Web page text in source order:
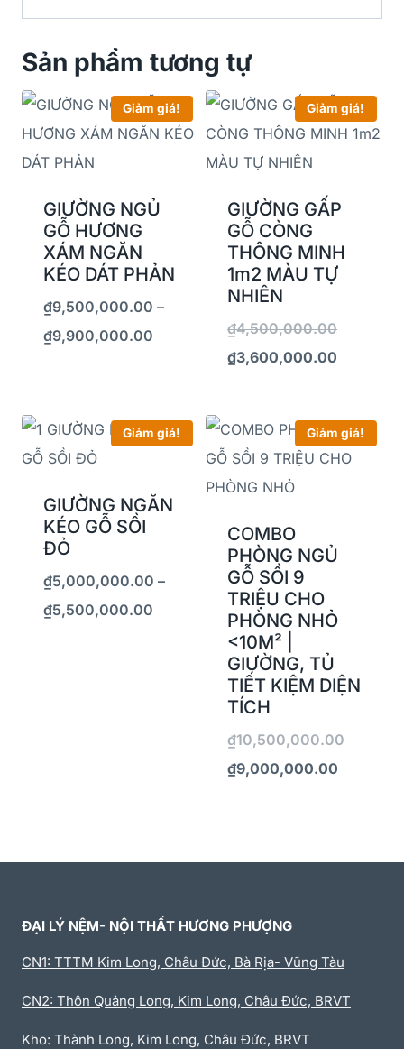
Sản phẩm tương tự
Giảm giá!
GIƯỜNG NGỦ
GỖ HƯƠNG
XÁM NGĂN
KÉO DÁT PHẢN
₫9,500,000.00 –
₫9,900,000.00
Giảm giá!
GIƯỜNG GẤP
GỖ CÒNG
THÔNG MINH
1m2 MÀU TỰ
NHIÊN
₫4,500,000.00
₫3,600,000.00
Giảm giá!
GIƯỜNG NGĂN
KÉO GỖ SỒI
ĐỎ
₫5,000,000.00 –
₫5,500,000.00
Giảm giá!
COMBO
PHÒNG NGỦ
GỖ SỒI 9
TRIỆU CHO
PHÒNG NHỎ
<10M² |
GIƯỜNG, TỦ
TIẾT KIỆM DIỆN
TÍCH
₫10,500,000.00
₫9,000,000.00
ĐẠI LÝ NỆM- NỘI THẤT HƯƠNG PHƯỢNG
CN1: TTTM Kim Long, Châu Đức, Bà Rịa- Vũng Tàu
CN2: Thôn Quảng Long, Kim Long, Châu Đức, BRVT
Kho: Thành Long, Kim Long, Châu Đức, BRVT